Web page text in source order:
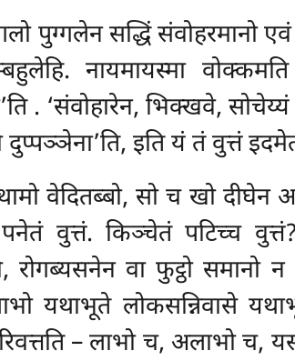
पुग्गलेन सद्धिं संवोहरमानो
नायमायस्मा वोक्कमति
. ‘संवोहारेन, भिक्खवे,
इति यं तं वुत्तं
वेदितब्बो, सो च खो दीघेन
पनेतं वुत्तं. किञ्चेतंपटिच्च
रोगब्यसनेन वा फुट्ठो समानो
यथाभूते लोकसन्निवासे
– लाभो च, अलाभो